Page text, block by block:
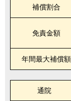
補償割合
免責金額
年間最大補償額
通院